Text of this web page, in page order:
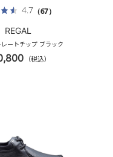
4.7（67）
REGAL
ートチップ ブラック
（税込）